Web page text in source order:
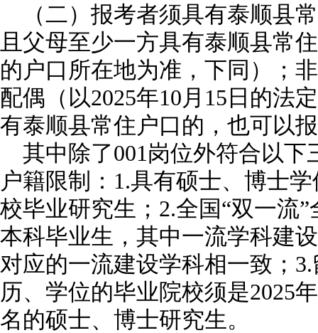
（二）报考者须具有泰顺县
且父母至少一方具有泰顺县常
的户口所在地为准，下同）；
配偶（以2025年10月15日的法
有泰顺县常住户口的，也可以
其中除了001岗位外符合以
户籍限制：1.具有硕士、博士
校毕业研究生；2.全国“双一流
本科毕业生，其中一流学科建
对应的一流建设学科相一致；
历、学位的毕业院校须是2025
名的硕士、博士研究生。